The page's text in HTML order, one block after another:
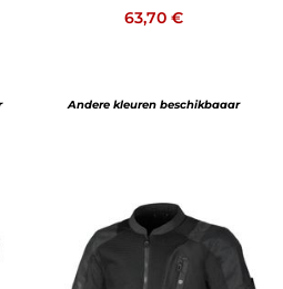
63,70 €
Andere kleuren beschikbaaar